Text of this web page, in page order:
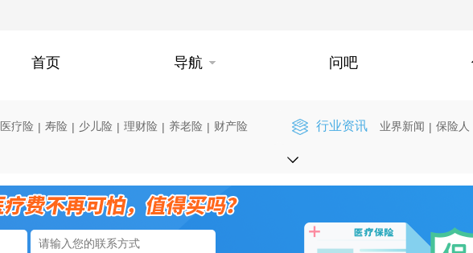
首页 导航 问吧
医疗险 | 寿险 | 少儿险 | 理财险 | 养老险 | 财产险 行业资讯 业界新闻 | 保险人